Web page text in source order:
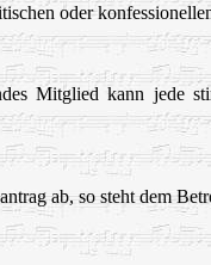
oder
Mitglied kann jede
ab, so steht dem